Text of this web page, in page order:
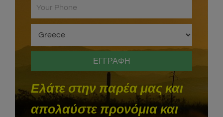
Ελάτε στην παρέα μας και
απολαύστε προνόμια και